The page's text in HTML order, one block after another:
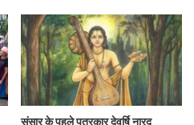
19 से होने वाले
संसार के पहले पत्रकार देवर्षि नारद